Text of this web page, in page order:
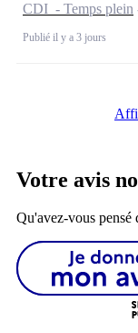
CDI - Temps plein
Publié il y a 3 jours
Votre avis
Qu'avez-vous pensé